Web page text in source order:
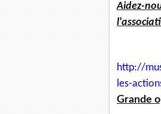
Aidez-
http://
les-
Grande